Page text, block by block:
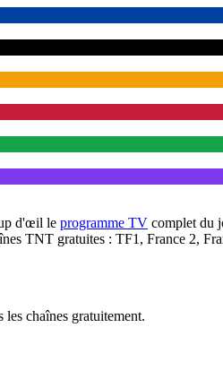
d'œil le programme TV complet du
TNT gratuites : TF1, France 2,
chaînes gratuitement.